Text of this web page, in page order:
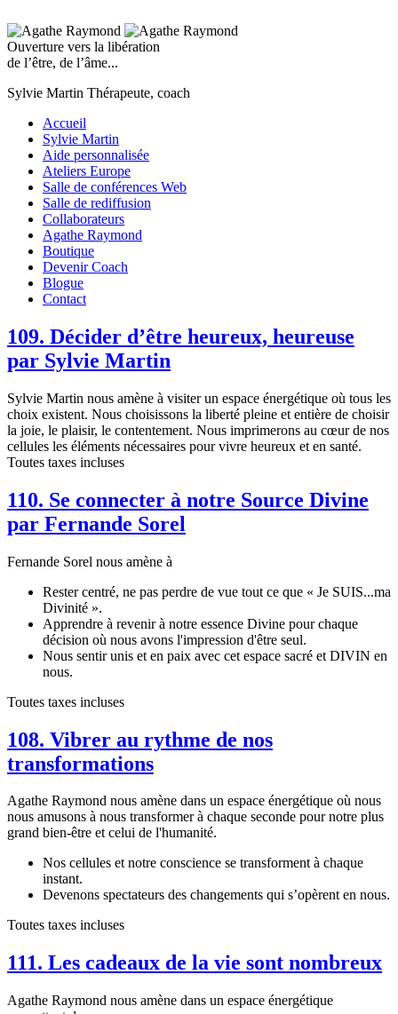
Ouverture vers la libération
de l’être, de l’âme...
Sylvie Martin Thérapeute, coach
Accueil
Sylvie Martin
Aide personnalisée
Ateliers Europe
Salle de conférences Web
Salle de rediffusion
Collaborateurs
Agathe Raymond
Boutique
Devenir Coach
Blogue
Contact
109. Décider d’être heureux, heureuse
par Sylvie Martin
Sylvie Martin nous amène à visiter un espace énergétique où tous les
choix existent. Nous choisissons la liberté pleine et entière de choisir
la joie, le plaisir, le contentement. Nous imprimerons au cœur de nos
cellules les éléments nécessaires pour vivre heureux et en santé.
Toutes taxes incluses
110. Se connecter à notre Source Divine
par Fernande Sorel
Fernande Sorel nous amène à
Rester centré, ne pas perdre de vue tout ce que « Je SUIS...ma
Divinité ».
Apprendre à revenir à notre essence Divine pour chaque
décision où nous avons l'impression d'être seul.
Nous sentir unis et en paix avec cet espace sacré et DIVIN en
nous.
Toutes taxes incluses
108. Vibrer au rythme de nos
transformations
Agathe Raymond nous amène dans un espace énergétique où nous
nous amusons à nous transformer à chaque seconde pour notre plus
grand bien-être et celui de l'humanité.
Nos cellules et notre conscience se transforment à chaque
instant.
Devenons spectateurs des changements qui s’opèrent en nous.
Toutes taxes incluses
111. Les cadeaux de la vie sont nombreux
Agathe Raymond nous amène dans un espace énergétique